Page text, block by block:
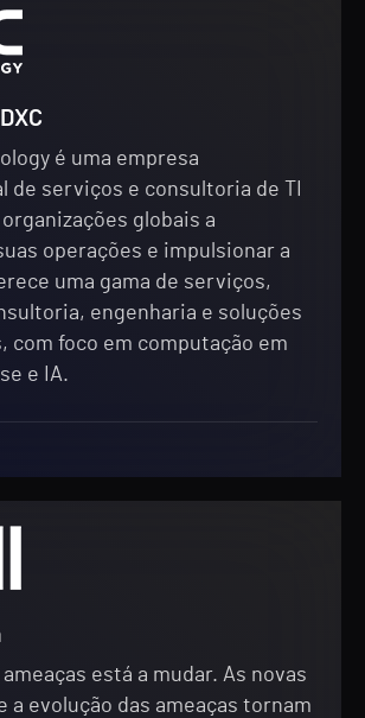
é uma empresa
de serviços e consultoria de TI
globais a
operações e impulsionar a
uma gama de serviços,
engenharia e soluções
com foco em computação em
e IA.
está a mudar. As novas
a evolução das ameaças tornam